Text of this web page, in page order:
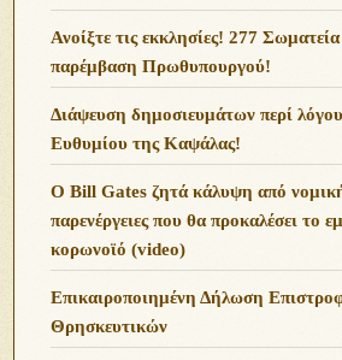
Ανoίξτε τις εκκλησίες! 277
παρέμβαση Πρωθυπουργού!
Διάψευση δημοσιευμάτων περί
Ευθυμίου της Καψάλας!
O Bill Gates ζητά κάλυψη από
παρενέργειες που θα προκαλέσει το
κορωνοϊό (video)
Επικαιροποιημένη Δήλωση
Θρησκευτικών